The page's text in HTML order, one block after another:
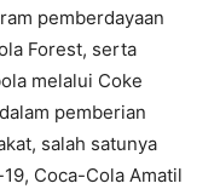
pemberdayaan
Forest, serta
melalui Coke
pemberian
salah satunya
Coca-Cola Amatil